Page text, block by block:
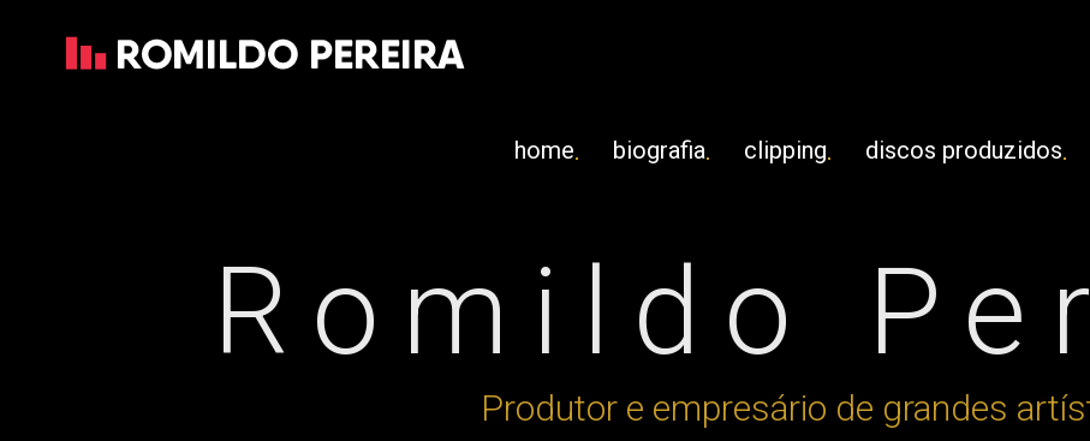
home biografia clipping discos produzidos
Romildo
Produtor e empresário de grandes